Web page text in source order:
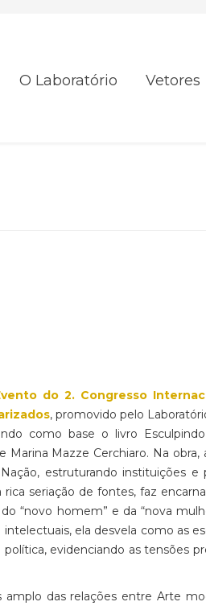
O Laboratório Vetores
do 2. Congresso
, promovido pelo
como base o livro
Mazze Cerchiaro. Na obra,
estruturando instituições e
seriação de fontes, faz
“novo homem” e da “nova
ela desvela como as
evidenciando as tensões
das relações entre Arte